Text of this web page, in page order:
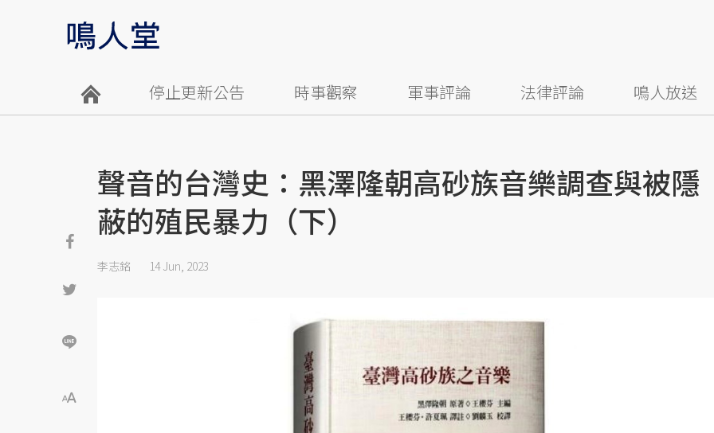
停止更新公告 時事觀察 軍事評論 法律評論 鳴人放送
聲音的台灣史：黑澤隆朝高砂族音樂調查與被隱
蔽的殖民暴力（下）
李志銘 14 Jun, 2023